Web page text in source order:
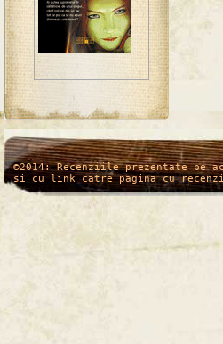
/* */
©2014: Recenziile prezentate
si cu link catre pagina cu